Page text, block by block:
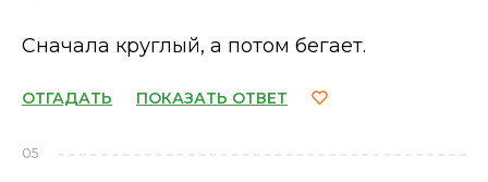
Сначала круглый, а потом бегает.
ОТГАДАТЬ ПОКАЗАТЬ ОТВЕТ
05